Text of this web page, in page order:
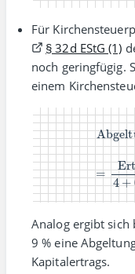
Für
§ 32d EStG (1)
noch gering­fügig.
einem
=
Analog ergibt sich
9 % eine
Kapitalertrags.